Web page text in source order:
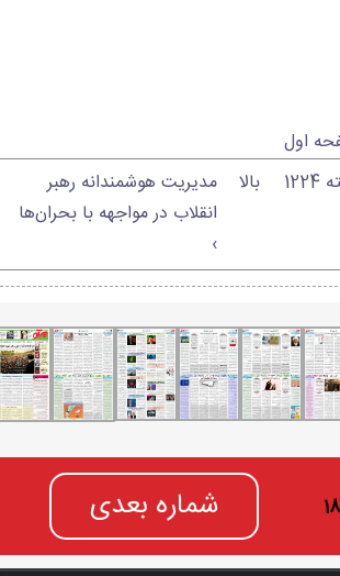
اول
بالا
مدیریت هوشمندانه رهبر
انقلاب در مواجهه با بحران‌ها
›
شماره بعدی